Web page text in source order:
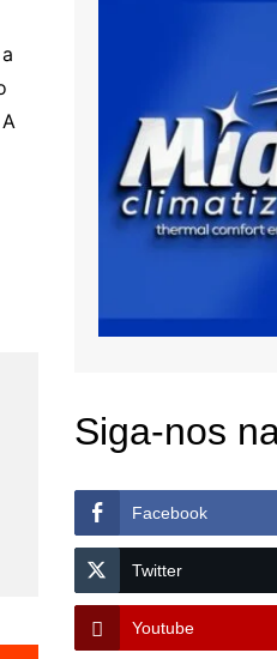
Siga-nos
Facebook
Twitter
Youtube